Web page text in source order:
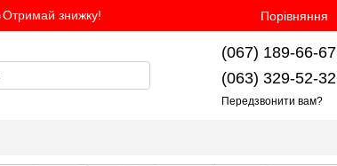
знижку! Порівняння
(067) 189-66-67
(063) 329-52-32
Передзвонити вам?